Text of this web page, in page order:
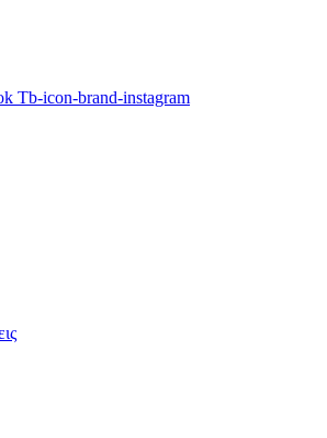
Tb-icon-brand-instagram